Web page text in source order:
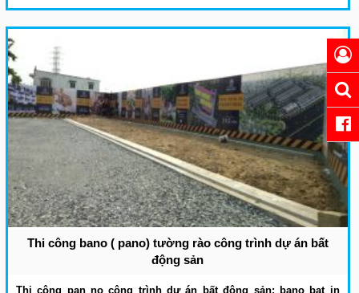
Thi công bano ( pano) tường rào công trình dự án bất
động sản
Thi công pan no công trình dự án bất động sản: bano bạt in